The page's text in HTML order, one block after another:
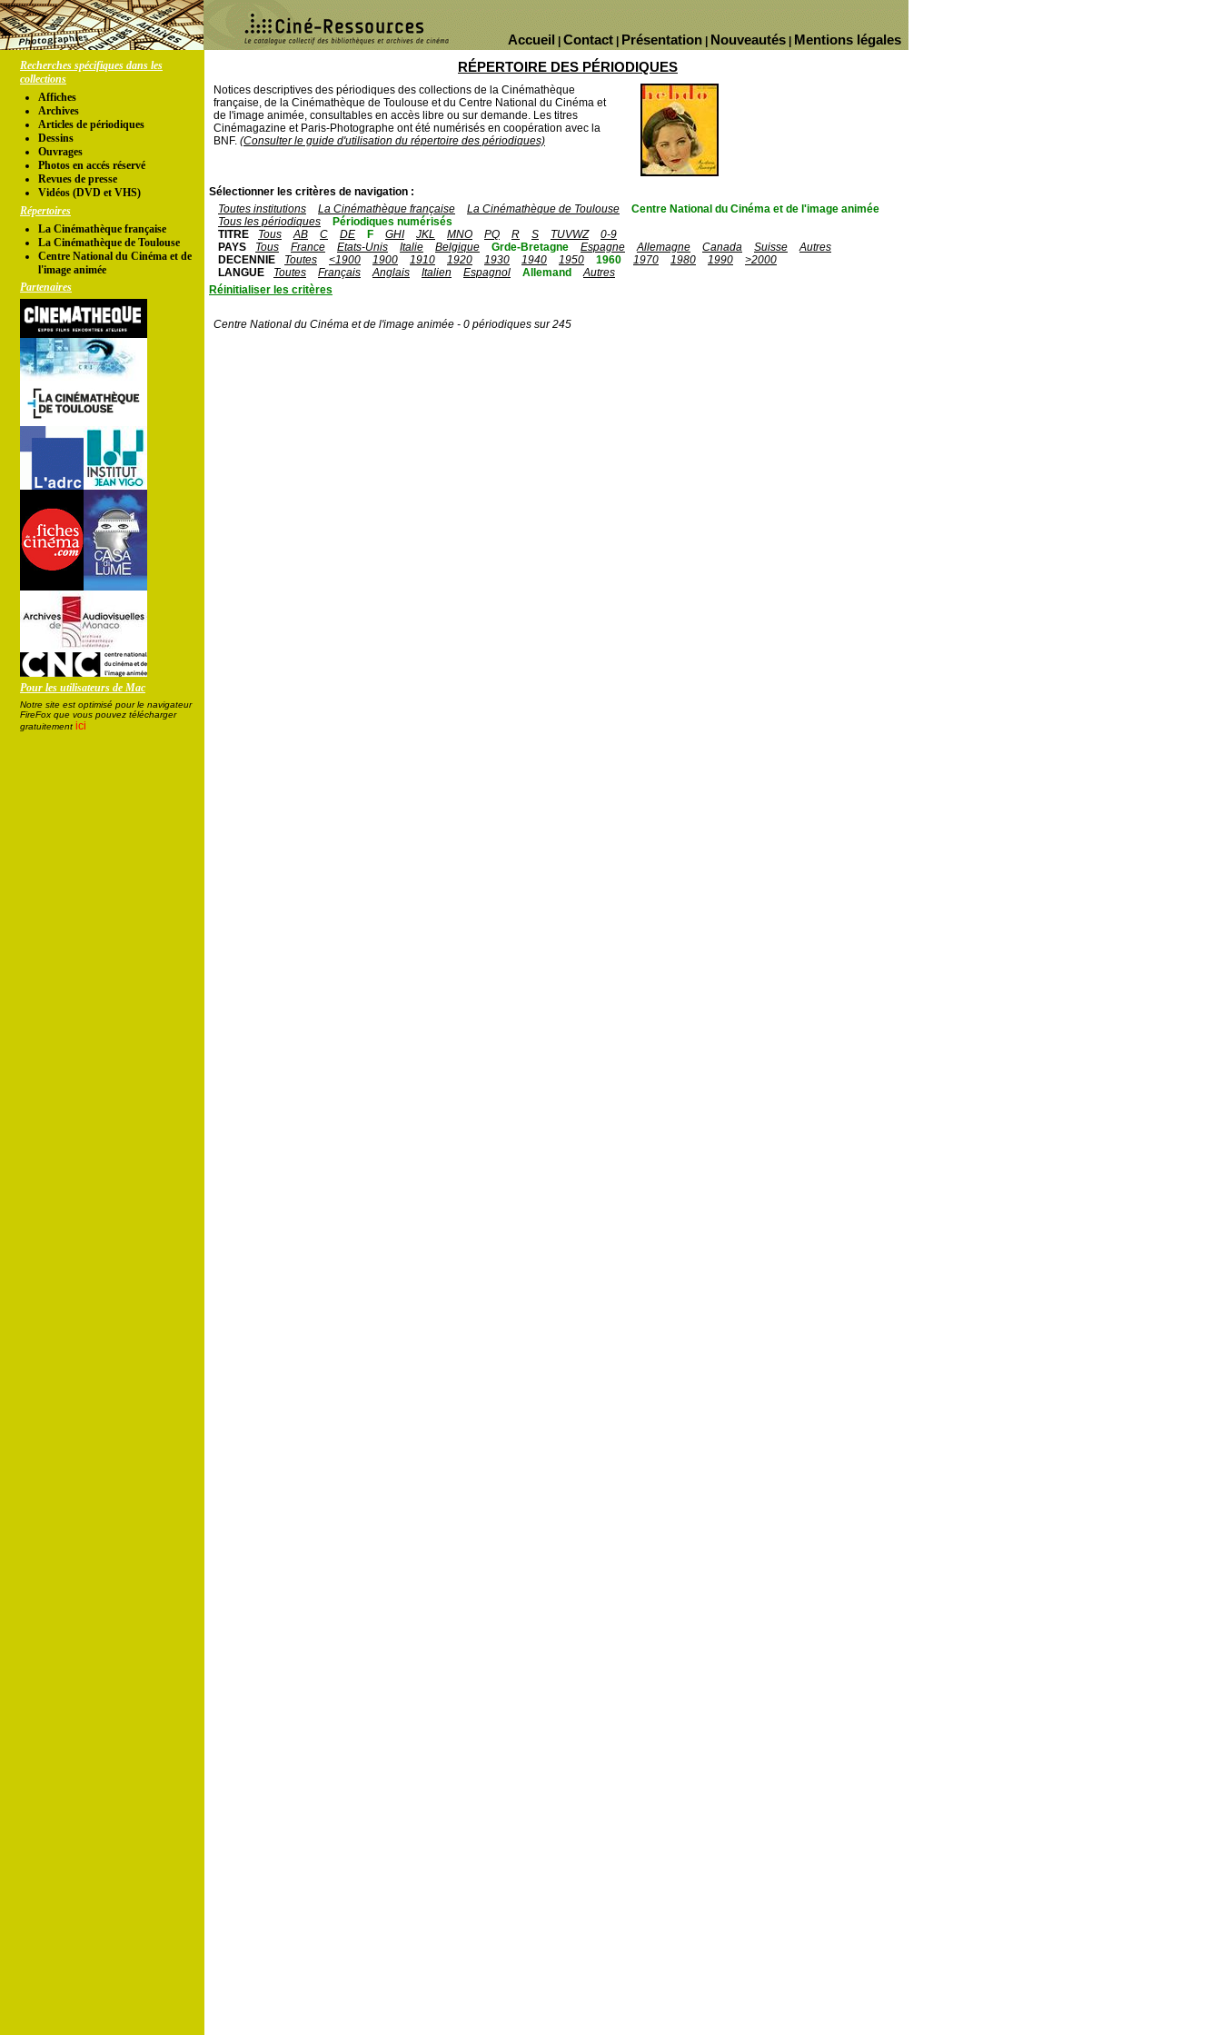
Mentions légales
Nouveautés
Présentation
Contact
Accueil
Recherches spécifiques dans les
collections
Affiches
Archives
Articles de périodiques
Dessins
Ouvrages
Photos en accés réservé
Revues de presse
Vidéos (DVD et VHS)
Répertoires
La Cinémathèque française
La Cinémathèque de Toulouse
Centre National du Cinéma et de
l'image animée
Partenaires
Pour les utilisateurs de Mac
Notre site est optimisé pour le navigateur
FireFox que vous pouvez télécharger
gratuitement ici
RÉPERTOIRE DES PÉRIODIQUES
Notices descriptives des périodiques des collections de la Cinémathèque
française, de la Cinémathèque de Toulouse et du Centre National du Cinéma et
de l'image animée, consultables en accès libre ou sur demande. Les titres
Cinémagazine et Paris-Photographe ont été numérisés en coopération avec la
BNF. (Consulter le guide d'utilisation du répertoire des périodiques)
Sélectionner les critères de navigation :
Toutes institutions
La Cinémathèque française La Cinémathèque de Toulouse
Centre National du Cinéma et de l'image animée
Tous les périodiques
Périodiques numérisés
TITRE
Tous AB C DE F GHI JKL MNO PQ R S TUVWZ
0-9
PAYS
Tous France Etats-Unis Italie Belgique Grde-Bretagne Espagne Allemagne Canada Suisse
Autres
DECENNIE
Toutes <1900 1900 1910 1920 1930 1940 1950 1960 1970 1980 1990
>2000
LANGUE
Toutes Français Anglais Italien Espagnol Allemand
Autres
Réinitialiser les critères
Centre National du Cinéma et de l'image animée - 0 périodiques sur 245